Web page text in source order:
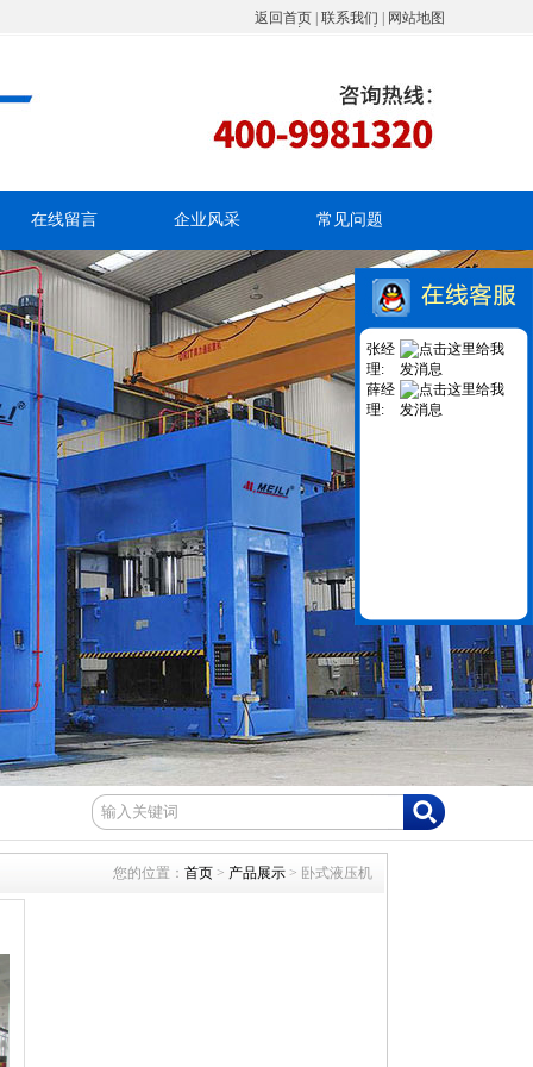
返回首页 联系我们 网站地图
在线留言 企业风采 常见问题
您的位置： 首页 > 产品展示 > 卧式液压机
张经
理:
薛经
理: